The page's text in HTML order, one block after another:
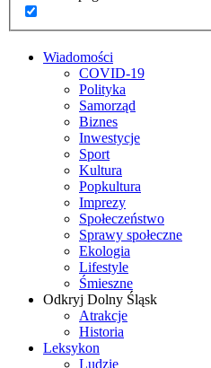
Wiadomości
COVID-19
Polityka
Samorząd
Biznes
Inwestycje
Sport
Kultura
Popkultura
Imprezy
Społeczeństwo
Sprawy społeczne
Ekologia
Lifestyle
Śmieszne
Odkryj Dolny Śląsk
Atrakcje
Historia
Leksykon
Ludzie